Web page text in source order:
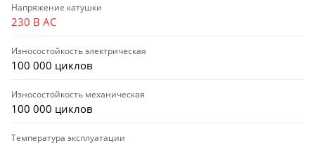
Напряжение катушки
230 В AC
Износостойкость электрическая
100 000 циклов
Износостойкость механическая
100 000 циклов
Температура эксплуатации